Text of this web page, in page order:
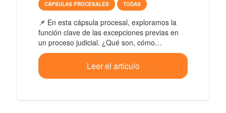
CÁPSULAS PROCESALES TODAS
📌 En esta cápsula procesal, exploramos la
función clave de las excepciones previas en
un proceso judicial. ¿Qué son, cómo…
Leer el artículo